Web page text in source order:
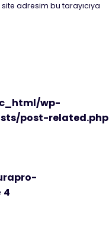
adresim bu tarayıcıya
wp-
post-related.php
4